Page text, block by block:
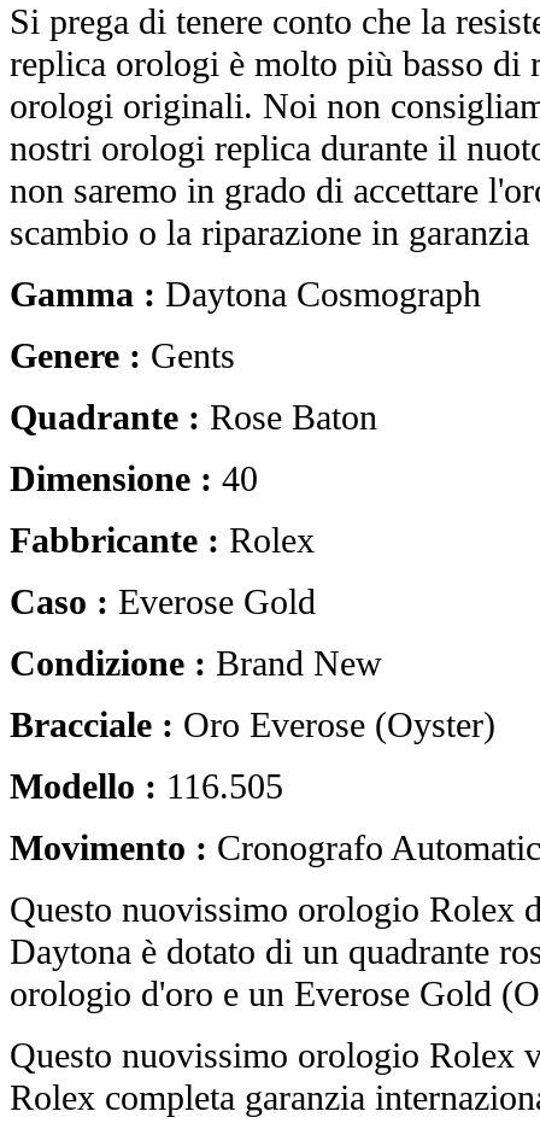
Si prega di tenere conto che la
replica orologi è molto più basso di
orologi originali. Noi non
nostri orologi replica durante il
non saremo in grado di accettare
scambio o la riparazione in
Gamma : Daytona Cosmograph
Genere : Gents
Quadrante : Rose Baton
Dimensione : 40
Fabbricante : Rolex
Caso : Everose Gold
Condizione : Brand New
Bracciale : Oro Everose (Oyster)
Modello : 116.505
Movimento : Cronografo
Questo nuovissimo orologio Rolex
Daytona è dotato di un quadrante
orologio d'oro e un Everose Gold
Questo nuovissimo orologio Rolex
Rolex completa garanzia